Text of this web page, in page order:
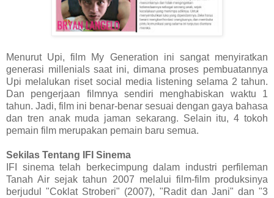
Menurut Upi, film My Generation ini sangat menyiratkan
generasi millenials saat ini, dimana proses pembuatannya
Upi melalukan riset social media listening selama 2 tahun.
Dan pengerjaan filmnya sendiri menghabiskan waktu 1
tahun. Jadi, film ini benar-benar sesuai dengan gaya bahasa
dan tren anak muda jaman sekarang. Selain itu, 4 tokoh
pemain film merupakan pemain baru semua.
Sekilas Tentang IFI Sinema
IFI sinema telah berkecimpung dalam industri perfileman
Tanah Air sejak tahun 2007 melalui film-film produksinya
berjudul "Coklat Stroberi" (2007), "Radit dan Jani" dan "3